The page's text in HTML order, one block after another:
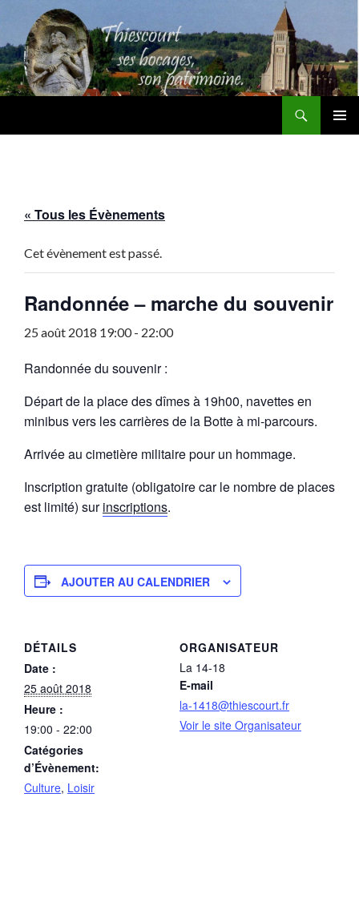
« Tous les Évènements
Cet évènement est passé.
Randonnée – marche du souvenir
25 août 2018 19:00- 22:00
Randonnée du souvenir :
Départ de la place des dîmes à 19h00, navettes en
minibus vers les carrières de la Botte à mi-parcours.
Arrivée au cimetière militaire pour un hommage.
Inscription gratuite (obligatoire car le nombre de places
est limité) surinscriptions.
AJOUTER AU CALENDRIER
DÉTAILS
Date :
25 août 2018
Heure :
19:00 - 22:00
Catégories
d’Évènement:
Culture, Loisir
ORGANISATEUR
La 14-18
E-mail
la-1418@thiescourt.fr
Voir le site Organisateur